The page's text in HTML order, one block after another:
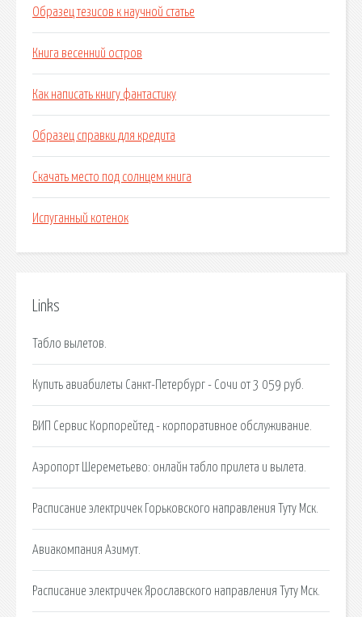
Образец тезисов к научной статье
Книга весенний остров
Как написать книгу фантастику
Образец справки для кредита
Скачать место под солнцем книга
Испуганный котенок
Links
Табло вылетов.
Купить авиабилеты Санкт-Петербург - Сочи от 3 059 руб.
ВИП Сервис Корпорейтед - корпоративное обслуживание.
Аэропорт Шереметьево: онлайн табло прилета и вылета.
Расписание электричек Горьковского направления Туту Мск.
Авиакомпания Азимут.
Расписание электричек Ярославского направления Туту Мск.